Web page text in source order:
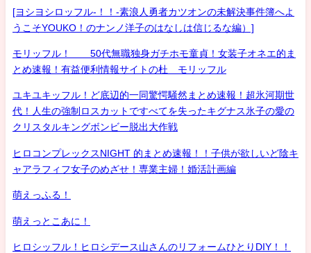
[ヨシヨシロッフル-！！-素浪人勇者カツオンの未解決事件簿へよ
うこそYOUKO！のナンノ洋子のはなしは信じるな編）]
モリッフル！ 50代無職独身ガチホモ童貞！女装子オネエ的ま
とめ速報！有益便利情報サイトの杜 モリッフル
ユキユキッフル！ど底辺的一同驚愕騒然まとめ速報！超氷河期世
代！人生の強制ロスカットですべてを失ったキグナス氷子の愛の
クリスタルキングボンビー脱出大作戦
ヒロコンプレックスNIGHT 的まとめ速報！！子供が欲しいど陰キ
ャアラフィフ女子のめざせ！専業主婦！婚活計画編
萌えっふる！
萌えっとこあに！
ヒロシッフル！ヒロシデース山さんのリフォームひとりDIY！！